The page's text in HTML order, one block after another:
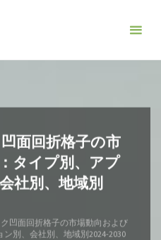
面回折格子の市
タイプ別、アプ
社別、地域別
凹面回折格子の市場動向および
別、会社別、地域別2024-2030